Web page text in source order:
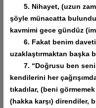
5. Nihayet, (uzun
şöyle münacatta
kavmimi gece gündüz
6. Fakat benim
uzaklaştırmaktan başka
7. “Doğrusu ben
kendilerini her
tıkadılar, (beni
(hakka karşı) direndiler,